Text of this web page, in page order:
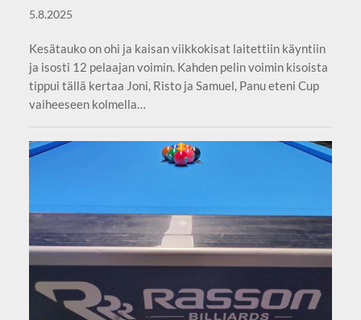
5.8.2025
Kesätauko on ohi ja kaisan viikkokisat laitettiin käyntiin
ja isosti 12 pelaajan voimin. Kahden pelin voimin kisoista
tippui tällä kertaa Joni, Risto ja Samuel, Panu eteni Cup
vaiheeseen kolmella…